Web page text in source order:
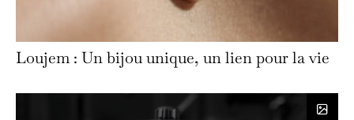
Loujem : Un bijou unique, un lien pour la vie